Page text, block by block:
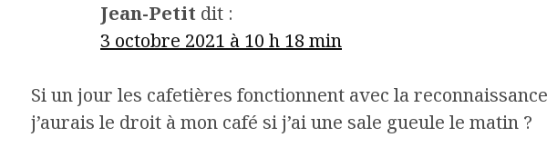
Jean-Petit dit :
3 octobre 2021 à 10 h 18 min
Si un jour les cafetières fonctionnent avec la
j’aurais le droit à mon café si j’ai une sale gueule le matin ?